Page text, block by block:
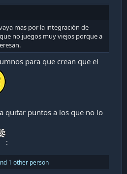
mas por la integración de
no juegos muy viejos porque a
para que crean que el
quitar puntos a los que no lo
:
1 other person